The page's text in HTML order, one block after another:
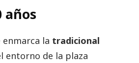
años
la tradicional
entorno de la plaza